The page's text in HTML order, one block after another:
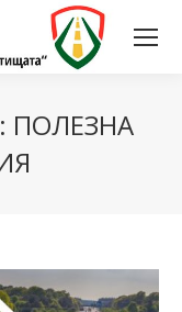
ПОЛЕЗНА